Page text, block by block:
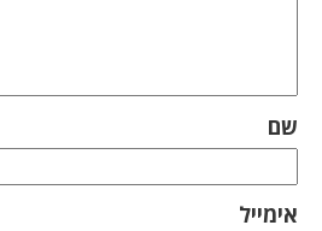
שם
אימייל